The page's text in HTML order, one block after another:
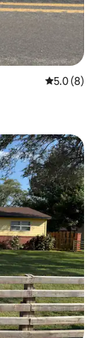
คะแนนเฉลี่
5.0 (8)